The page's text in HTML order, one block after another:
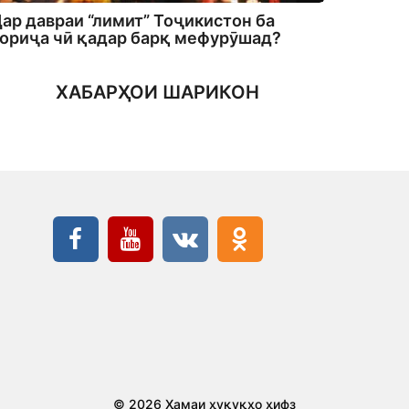
давраи “лимит” Тоҷикистон ба
чӣ қадар барқ мефурӯшад?
ХАБАРҲОИ ШАРИКОН
© 2026 Ҳамаи ҳуқуқҳо ҳифз